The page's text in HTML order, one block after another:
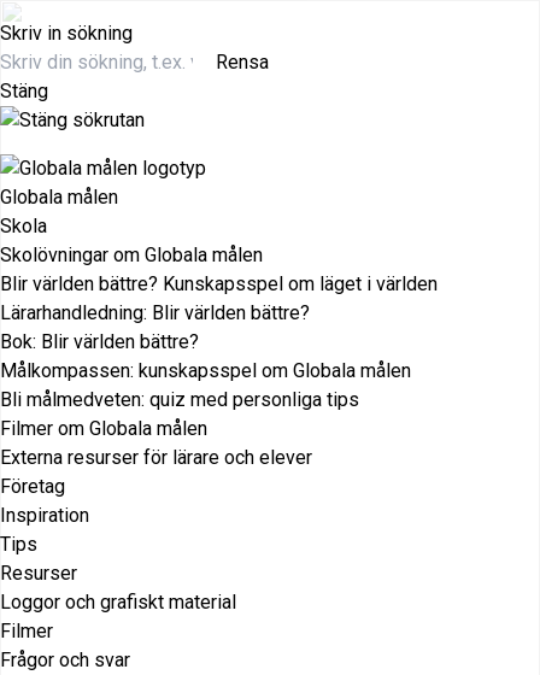
Skriv in sökning
Rensa
Stäng
Globala målen
Skola
Skolövningar om Globala målen
Blir världen bättre? Kunskapsspel om läget i världen
Lärarhandledning: Blir världen bättre?
Bok: Blir världen bättre?
Målkompassen: kunskapsspel om Globala målen
Bli målmedveten: quiz med personliga tips
Filmer om Globala målen
Externa resurser för lärare och elever
Företag
Inspiration
Tips
Resurser
Loggor och grafiskt material
Filmer
Frågor och svar